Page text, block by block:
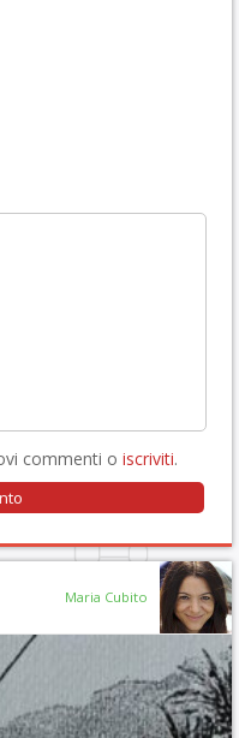
commenti o iscriviti.
Maria Cubito